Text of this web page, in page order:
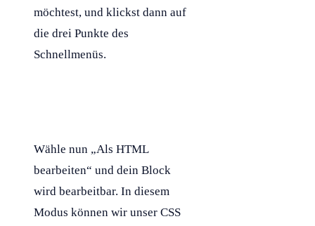
möchtest, und klickst dann auf
die drei Punkte des
Schnellmenüs.
Wähle nun „Als HTML
bearbeiten“ und dein Block
wird bearbeitbar. In diesem
Modus können wir unser CSS